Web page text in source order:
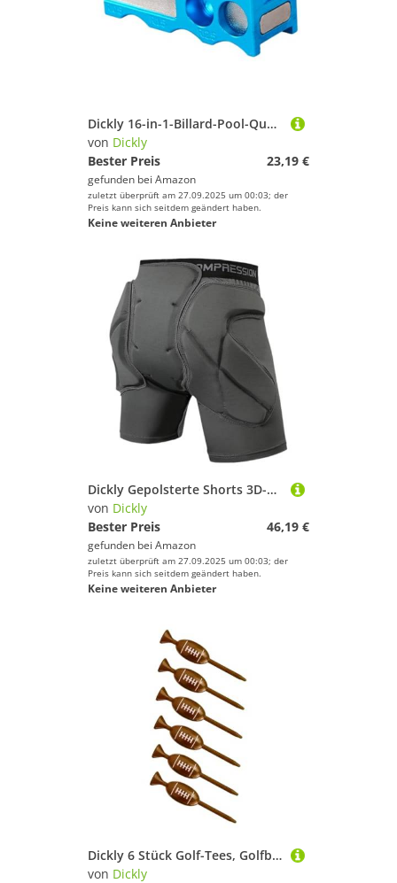
Dickly 16-in-1-Billard-Pool-Queue-Spitzenform, Billard-Zubehör, vielseitige tragbare Pool-Queues-Spitzenreparatur für Snooker-Anfänger, Blau
von Dickly
Bester Preis
23,19 €
gefunden bei Amazon
zuletzt überprüft am 27.09.2025 um 00:03; der
Preis kann sich seitdem geändert haben.
Keine weiteren Anbieter
Dickly Gepolsterte Shorts 3D-Hüftschutz Professionelle Activewear Schutzausrüstung Crash Pants für Männer Frauen Eislaufen Snowboard Ski, Gray M
von Dickly
Bester Preis
46,19 €
gefunden bei Amazon
zuletzt überprüft am 27.09.2025 um 00:03; der
Preis kann sich seitdem geändert haben.
Keine weiteren Anbieter
Dickly 6 Stück Golf-Tees, Golfballhalter, tragbar, langlebig, Golfzubehör, stabil, für Erwachsene, Golfer, Geschenk, Übung, Männer und Frauen, Kaffee
von Dickly